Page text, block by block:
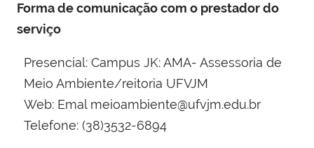
Forma de comunicação com o prestador do
serviço
Presencial: Campus JK: AMA- Assessoria de
Meio Ambiente/reitoria UFVJM
Web: Emal meioambiente@ufvjm.edu.br
Telefone: (38)3532-6894